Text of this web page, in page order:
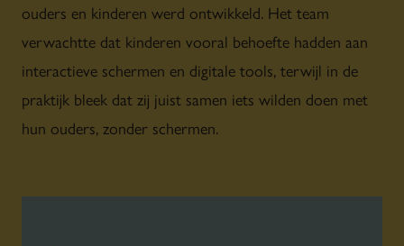
ouders en kinderen werd ontwikkeld. Het team
verwachtte dat kinderen vooral behoefte hadden aan
interactieve schermen en digitale tools, terwijl in de
praktijk bleek dat zij juist samen iets wilden doen met
hun ouders, zonder schermen.